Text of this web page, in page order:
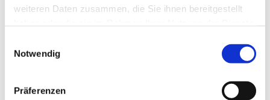
weiteren Daten zusammen, die Sie ihnen bereitgestellt
Notwendig
Präferenzen
Stationäre Unterbringung und engagierte Betreuung
Für Patienten, die eine stationäre Unterbringung benötigen, stehen
beheizte Boxen zur Verfügung. Hier erhalten die Tiere die notwendige